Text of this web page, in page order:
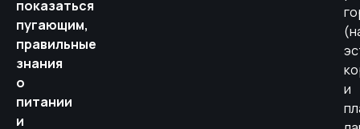
показаться
пугающим,
правильные
знания
о
питании
и
и